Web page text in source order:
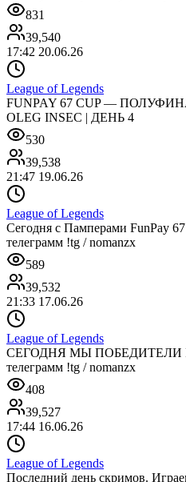
831
39,540
17:42 20.06.26
League of Legends
FUNPAY 67 CUP —
OLEG INSEC | ДЕНЬ 4
530
39,538
21:47 19.06.26
League of Legends
Сегодня с Памперами FunPay
телеграмм !tg / nomanzx
589
39,532
21:33 17.06.26
League of Legends
СЕГОДНЯ МЫ ПОБЕДИТЕЛИ
телеграмм !tg / nomanzx
408
39,527
17:44 16.06.26
League of Legends
Последний день скримов.